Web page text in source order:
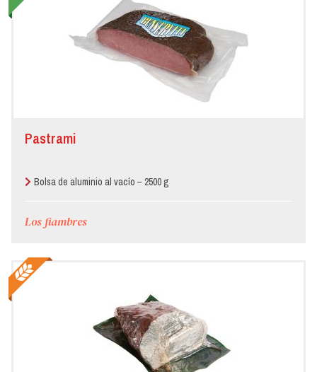
Pastrami
Bolsa de aluminio al vacío – 2500 g
Los fiambres